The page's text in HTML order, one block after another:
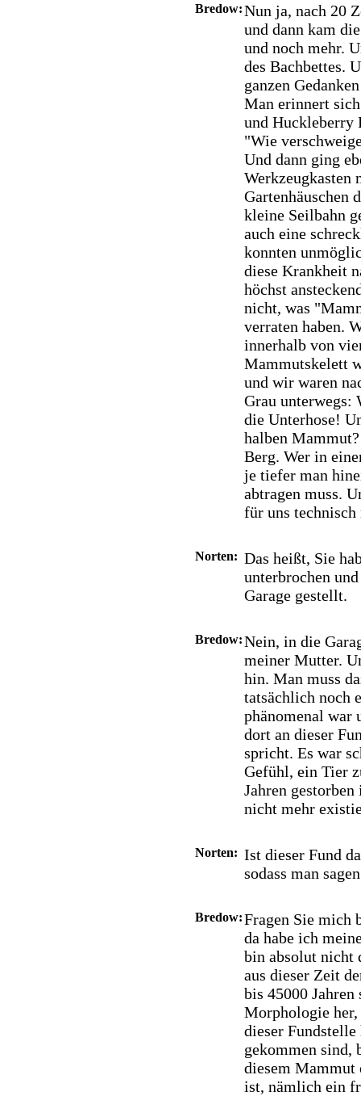
Bredow:Nun ja, nach 20
und dann kam
und noch mehr.
des Bachbettes.
ganzen
Man erinnert
und Huckleberry
"Wie
Und dann ging
Werkzeugkasten
Gartenhäuschen
kleine Seilbahn
auch eine
konnten
diese Krankheit
höchst
nicht, was
verraten haben.
innerhalb von
Mammutskelett
und wir waren
Grau unterwegs:
die Unterhose!
halben
Berg. Wer in
je tiefer man
abtragen muss.
für uns
Norten: Das heißt, Sie
unterbrochen
Garage gestellt.
Bredow:Nein, in die
meiner Mutter.
hin. Man muss
tatsächlich noch
phänomenal war
dort an dieser
spricht. Es war
Gefühl, ein Tier
Jahren
nicht mehr
Norten: Ist dieser Fund
sodass man
Bredow:Fragen Sie mich
da habe ich
bin absolut nicht
aus dieser Zeit
bis 45000
Morphologie her,
dieser Fundstelle
gekommen sind,
diesem Mammut
ist, nämlich ein